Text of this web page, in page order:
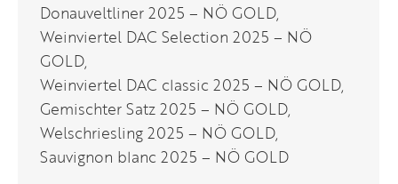
Donauveltliner 2025 – NÖ GOLD,
Weinviertel DAC Selection 2025 – NÖ
GOLD,
Weinviertel DAC classic 2025 – NÖ GOLD,
Gemischter Satz 2025 – NÖ GOLD,
Welschriesling 2025 – NÖ GOLD,
Sauvignon blanc 2025 – NÖ GOLD